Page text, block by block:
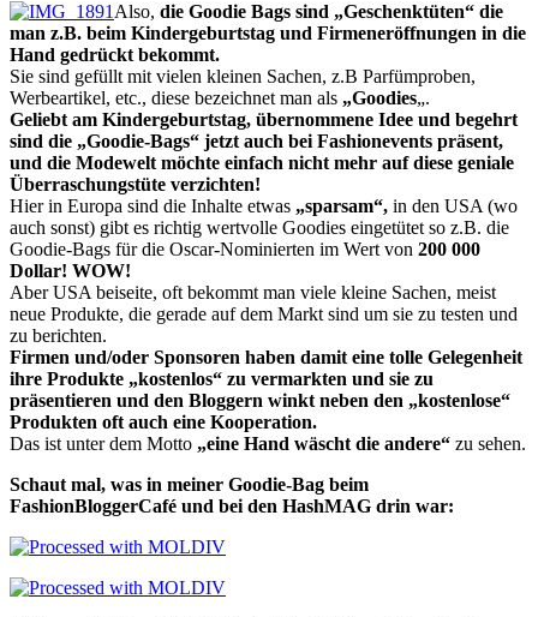
Also, die Goodie Bags sind „Geschenktüten“ die
man z.B. beim Kindergeburtstag und Firmeneröffnungen in die
Hand gedrückt bekommt.
Sie sind gefüllt mit vielen kleinen Sachen, z.B Parfümproben,
Werbeartikel, etc., diese bezeichnet man als „Goodies„.
Geliebt am Kindergeburtstag, übernommene Idee und begehrt
sind die „Goodie-Bags“ jetzt auch bei Fashionevents präsent,
und die Modewelt möchte einfach nicht mehr auf diese geniale
Überraschungstüte verzichten!
Hier in Europa sind die Inhalte etwas „sparsam“, in den USA (wo
auch sonst) gibt es richtig wertvolle Goodies eingetütet so z.B. die
Goodie-Bags für die Oscar-Nominierten im Wert von 200 000
Dollar! WOW!
Aber USA beiseite, oft bekommt man viele kleine Sachen, meist
neue Produkte, die gerade auf dem Markt sind um sie zu testen und
zu berichten.
Firmen und/oder Sponsoren haben damit eine tolle Gelegenheit
ihre Produkte „kostenlos“ zu vermarkten und sie zu
präsentieren und den Bloggern winkt neben den „kostenlose“
Produkten oft auch eine Kooperation.
Das ist unter dem Motto „eine Hand wäscht die andere“ zu sehen.
Schaut mal, was in meiner Goodie-Bag beim
FashionBloggerCafé und bei den HashMAG drin war: